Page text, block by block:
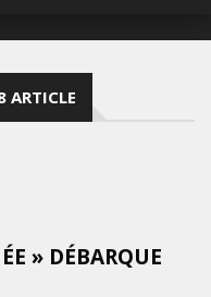
ARTICLE
» DÉBARQUE